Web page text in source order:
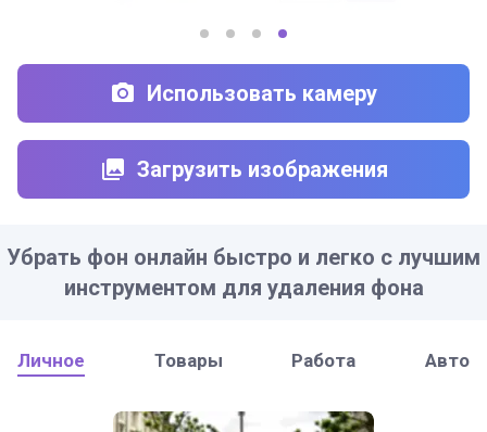
Загрузить изображения
Использовать камеру
Убрать фон онлайн быстро и легко с лучшим
инструментом для удаления фона
Личное Товары Работа Авто